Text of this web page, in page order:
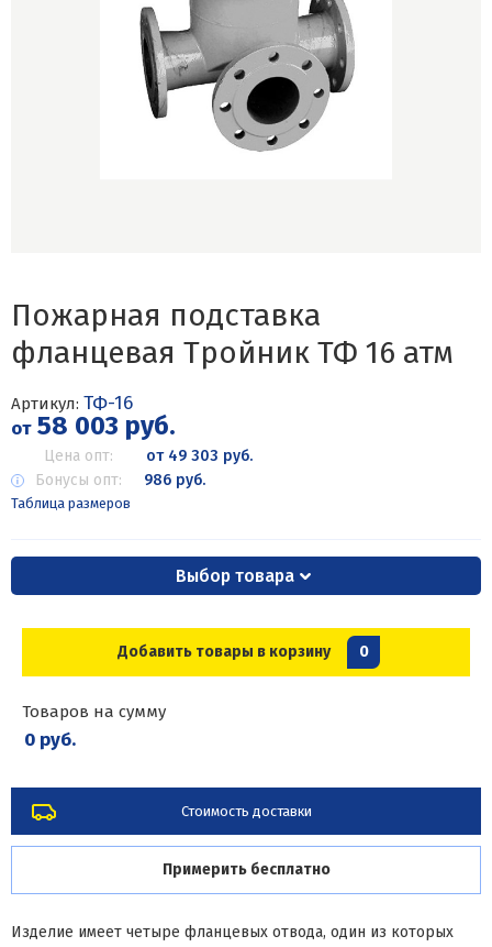
Пожарная подставка
фланцевая Тройник ТФ 16 атм
Артикул: ТФ-16
от58 003 руб.
Цена опт:
от 49 303 руб.
Бонусы опт:
986 руб.
Таблица размеров
Выбор товара
Добавить товары в корзину 0
Товаров на сумму
0 руб.
Стоимость доставки
Примерить бесплатно
Изделие имеет четыре фланцевых отвода, один из которых